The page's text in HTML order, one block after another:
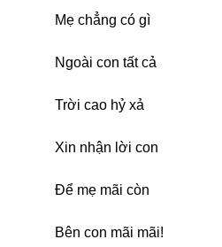
Mẹ chẳng có gì
Ngoài con tất cả
Trời cao hỷ xả
Xin nhận lời con
Để mẹ mãi còn
Bên con mãi mãi!